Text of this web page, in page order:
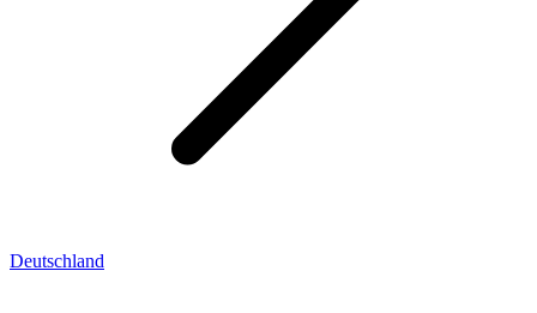
Deutschland